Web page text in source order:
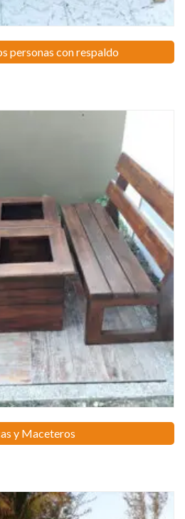
personas con respaldo
y Maceteros